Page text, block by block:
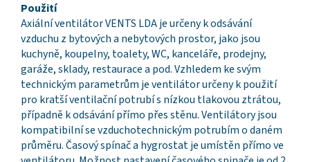
Použití
Axiální ventilátor VENTS LDA je určeny k odsávání
vzduchu z bytových a nebytových prostor, jako jsou
kuchyně, koupelny, toalety, WC, kanceláře, prodejny,
garáže, sklady, restaurace a pod. Vzhledem ke svým
technickým parametrům je ventilátor určeny k použití
pro kratší ventilační potrubí s nízkou tlakovou ztrátou,
případně k odsávání přímo přes stěnu. Ventilátory jsou
kompatibilní se vzduchotechnickým potrubím o daném
průměru. Časový spínač a hygrostat je umístěn přímo ve